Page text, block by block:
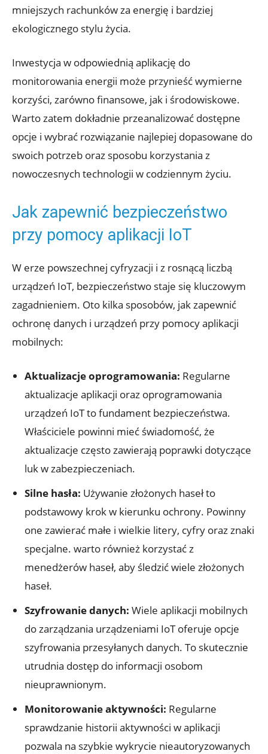
mniejszych rachunków za energię i bardziej
ekologicznego stylu życia.
Inwestycja w odpowiednią aplikację do
monitorowania energii może przynieść wymierne
korzyści, zarówno finansowe, jak i środowiskowe.
Warto zatem dokładnie przeanalizować dostępne
opcje i wybrać rozwiązanie najlepiej dopasowane do
swoich potrzeb oraz sposobu korzystania z
nowoczesnych technologii w codziennym życiu.
Jak zapewnić bezpieczeństwo
przy pomocy aplikacji IoT
W erze powszechnej cyfryzacji i z rosnącą liczbą
urządzeń IoT, bezpieczeństwo staje się kluczowym
zagadnieniem. Oto kilka sposobów, jak zapewnić
ochronę danych i urządzeń przy pomocy aplikacji
mobilnych:
Aktualizacje oprogramowania: Regularne
aktualizacje aplikacji oraz oprogramowania
urządzeń IoT to fundament bezpieczeństwa.
Właściciele powinni mieć świadomość, że
aktualizacje często zawierają poprawki dotyczące
luk w zabezpieczeniach.
Silne hasła: Używanie złożonych haseł to
podstawowy krok w kierunku ochrony. Powinny
one zawierać małe i wielkie litery, cyfry oraz znaki
specjalne. warto również korzystać z
menedżerów haseł, aby śledzić wiele złożonych
haseł.
Szyfrowanie danych: Wiele aplikacji mobilnych
do zarządzania urządzeniami IoT oferuje opcje
szyfrowania przesyłanych danych. To skutecznie
utrudnia dostęp do informacji osobom
nieuprawnionym.
Monitorowanie aktywności: Regularne
sprawdzanie historii aktywności w aplikacji
pozwala na szybkie wykrycie nieautoryzowanych